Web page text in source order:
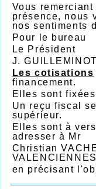
Vous
présence, nous
nos sentiments
Pour le bureau
Le Président
J. GUILLEMINOT
Les cotisations
financement.
Elles sont
Un reçu fiscal
supérieur.
Elles sont à
adresser à Mr
Christian
en précisant